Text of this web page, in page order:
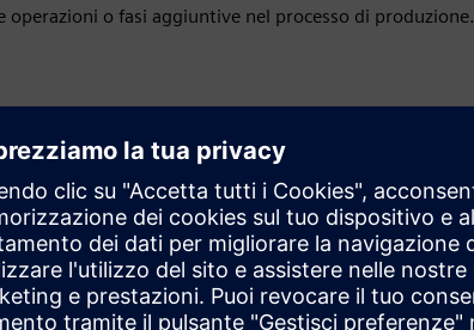
o fasi aggiuntive nel processo di produzione.